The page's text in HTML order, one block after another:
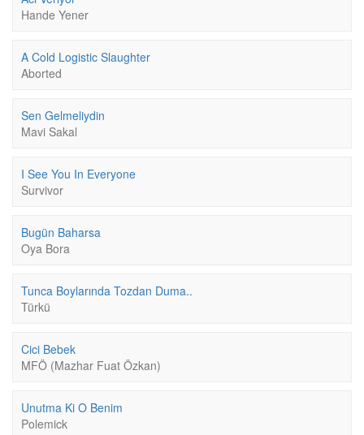
Hande Yener
A Cold Logistic Slaughter
Aborted
Sen Gelmeliydin
Mavi Sakal
I See You In Everyone
Survivor
Bugün Baharsa
Oya Bora
Tunca Boylarında Tozdan Duma..
Türkü
Cici Bebek
MFÖ (Mazhar Fuat Özkan)
Unutma Ki O Benim
Polemick